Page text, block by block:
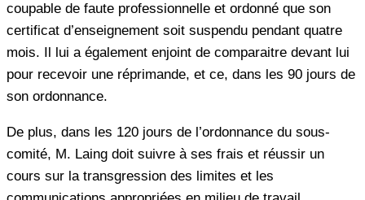
coupable de faute professionnelle et ordonné que son
certificat d’enseignement soit suspendu pendant quatre
mois. Il lui a également enjoint de comparaitre devant lui
pour recevoir une réprimande, et ce, dans les 90 jours de
son ordonnance.
De plus, dans les 120 jours de l’ordonnance du sous-
comité, M. Laing doit suivre à ses frais et réussir un
cours sur la transgression des limites et les